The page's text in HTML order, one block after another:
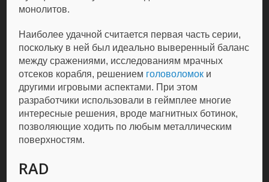
монолитов.
Наиболее удачной считается первая часть серии,
поскольку в ней был идеально выверенный баланс
между сражениями, исследованиям мрачных
отсеков корабля, решением головоломок и
другими игровыми аспектами. При этом
разработчики использовали в геймплее многие
интересные решения, вроде магнитных ботинок,
позволяющие ходить по любым металлическим
поверхностям.
RAD